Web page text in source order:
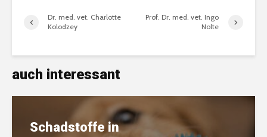
Dr. med. vet. Charlotte
Kolodzey
Prof. Dr. med. vet. Ingo
Nolte
auch interessant
Schadstoffe in